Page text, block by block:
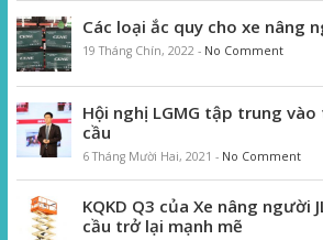
Các loại ắc quy cho xe nâng
19 Tháng Chín, 2022 - No Comment
Hội nghị LGMG tập trung
cầu
6 Tháng Mười Hai, 2021 - No Comment
KQKD Q3 của Xe nâng người
cầu trở lại mạnh mẽ